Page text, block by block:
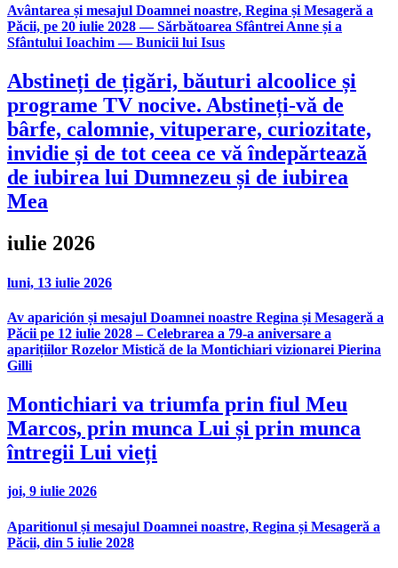
Avântarea și mesajul Doamnei noastre, Regina și Mesageră a
Păcii, pe 20 iulie 2028 — Sărbătoarea Sfântrei Anne și a
Sfântului Ioachim — Bunicii lui Isus
Abstineți de țigări, băuturi alcoolice și
programe TV nocive. Abstineți-vă de
bârfe, calomnie, vituperare, curiozitate,
invidie și de tot ceea ce vă îndepărtează
de iubirea lui Dumnezeu și de iubirea
Mea
iulie 2026
luni, 13 iulie 2026
Av aparición și mesajul Doamnei noastre Regina și Mesageră a
Păcii pe 12 iulie 2028 – Celebrarea a 79-a aniversare a
aparițiilor Rozelor Mistică de la Montichiari vizionarei Pierina
Gilli
Montichiari va triumfa prin fiul Meu
Marcos, prin munca Lui și prin munca
întregii Lui vieți
joi, 9 iulie 2026
Aparitionul și mesajul Doamnei noastre, Regina și Mesageră a
Păcii, din 5 iulie 2028